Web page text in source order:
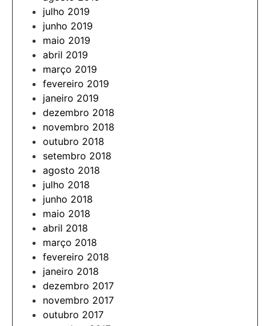
julho 2019
junho 2019
maio 2019
abril 2019
março 2019
fevereiro 2019
janeiro 2019
dezembro 2018
novembro 2018
outubro 2018
setembro 2018
agosto 2018
julho 2018
junho 2018
maio 2018
abril 2018
março 2018
fevereiro 2018
janeiro 2018
dezembro 2017
novembro 2017
outubro 2017